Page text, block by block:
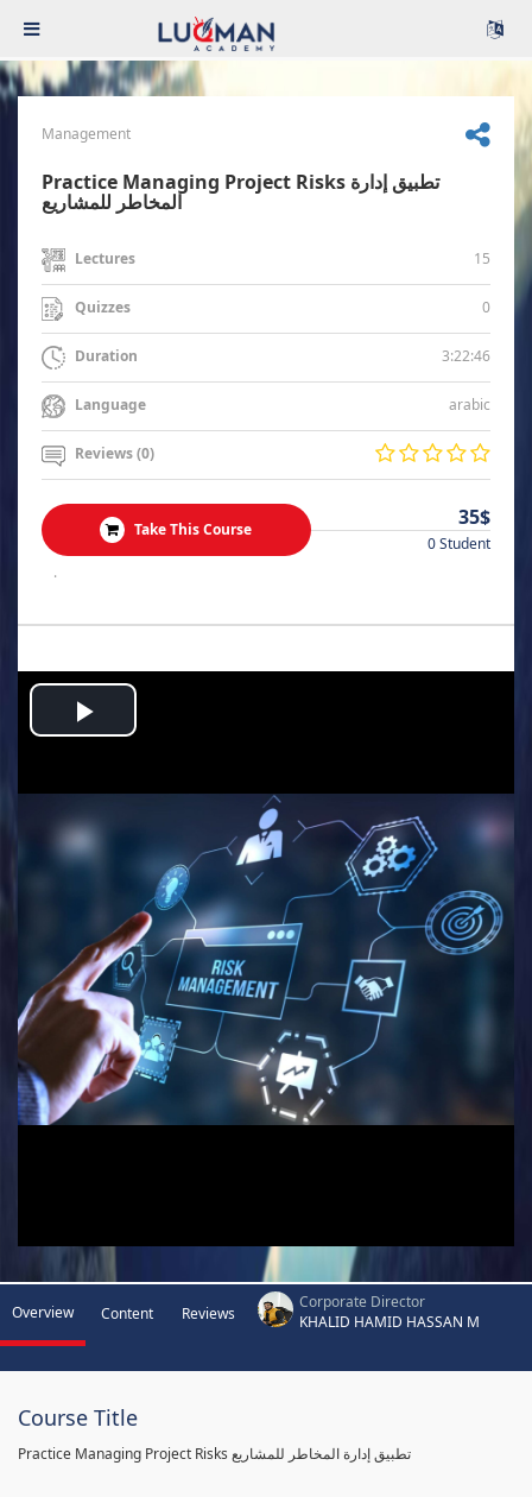
Management
Practice Managing Project Risks تطبيق إدارة
المخاطر للمشاريع
Lectures 15
Quizzes 0
Duration 3:22:46
Language arabic
Reviews (0)
Take This Course 35$
0 Student
.
Play
Video
Overview Content Reviews
Corporate Director
KHALID HAMID HASSAN M
Course Title
Practice Managing Project Risks تطبيق إدارة المخاطر للمشاريع